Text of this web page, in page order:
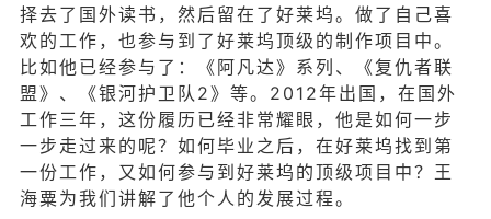
择去了国外读书，然后留在了好莱坞。做了自己喜
欢的工作，也参与到了好莱坞顶级的制作项目中。
比如他已经参与了：《阿凡达》系列、《复仇者联
盟》、《银河护卫队2》等。2012年出国，在国外
工作三年，这份履历已经非常耀眼，他是如何一步
一步走过来的呢？如何毕业之后，在好莱坞找到第
一份工作，又如何参与到好莱坞的顶级项目中？王
海粟为我们讲解了他个人的发展过程。